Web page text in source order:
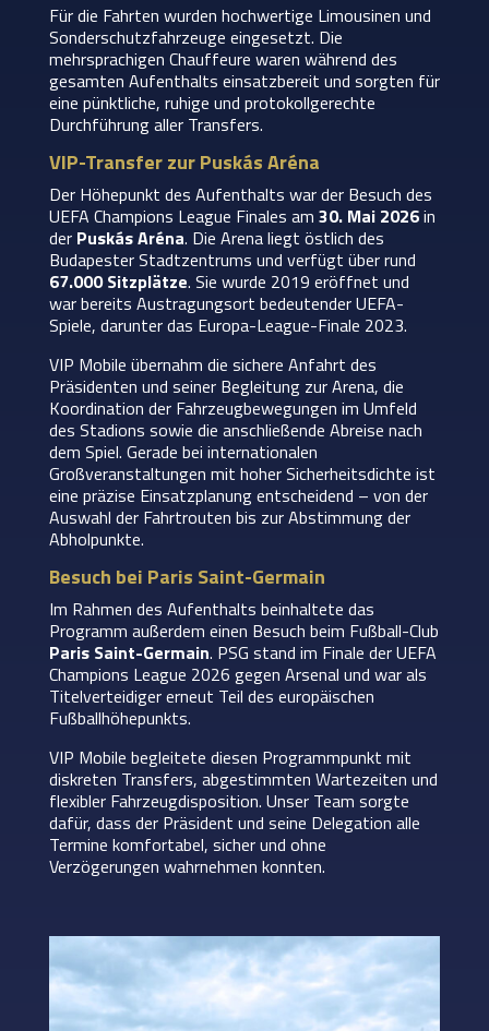
Für die Fahrten wurden hochwertige Limousinen und
Sonderschutzfahrzeuge eingesetzt. Die
mehrsprachigen Chauffeure waren während des
gesamten Aufenthalts einsatzbereit und sorgten für
eine pünktliche, ruhige und protokollgerechte
Durchführung aller Transfers.
VIP-Transfer zur Puskás Aréna
Der Höhepunkt des Aufenthalts war der Besuch des
UEFA Champions League Finales am 30. Mai 2026in
der Puskás Aréna. Die Arena liegt östlich des
Budapester Stadtzentrums und verfügt über rund
67.000 Sitzplätze. Sie wurde 2019 eröffnet und
war bereits Austragungsort bedeutender UEFA-
Spiele, darunter das Europa-League-Finale 2023.
VIP Mobile übernahm die sichere Anfahrt des
Präsidenten und seiner Begleitung zur Arena, die
Koordination der Fahrzeugbewegungen im Umfeld
des Stadions sowie die anschließende Abreise nach
dem Spiel. Gerade bei internationalen
Großveranstaltungen mit hoher Sicherheitsdichte ist
eine präzise Einsatzplanung entscheidend – von der
Auswahl der Fahrtrouten bis zur Abstimmung der
Abholpunkte.
Besuch bei Paris Saint-Germain
Im Rahmen des Aufenthalts beinhaltete das
Programm außerdem einen Besuch beim Fußball-Club
Paris Saint-Germain. PSG stand im Finale der UEFA
Champions League 2026 gegen Arsenal und war als
Titelverteidiger erneut Teil des europäischen
Fußballhöhepunkts.
VIP Mobile begleitete diesen Programmpunkt mit
diskreten Transfers, abgestimmten Wartezeiten und
flexibler Fahrzeugdisposition. Unser Team sorgte
dafür, dass der Präsident und seine Delegation alle
Termine komfortabel, sicher und ohne
Verzögerungen wahrnehmen konnten.